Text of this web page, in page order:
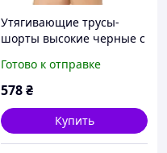
Утягивающие трусы-
шорты высокие черные с
2022 L/XL
Готово к отправке
578₴
Купить